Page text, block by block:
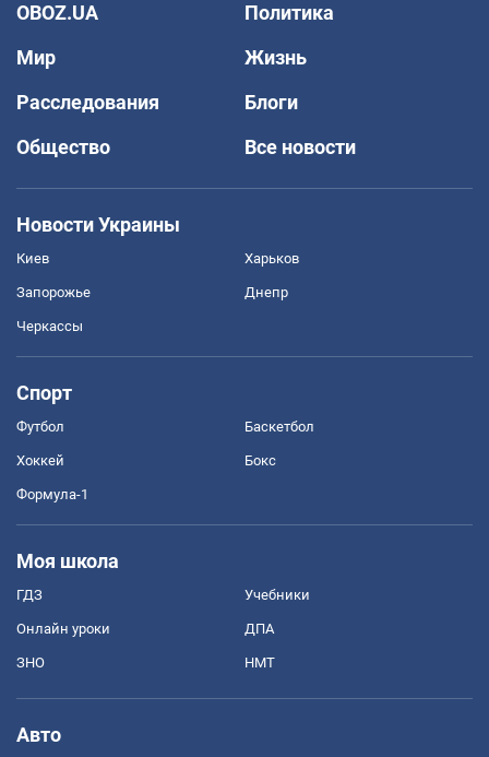
OBOZ.UA
Политика
Мир
Жизнь
Расследования
Блоги
Общество
Все новости
Новости Украины
Киев Харьков
Запорожье Днепр
Черкассы
Спорт
Футбол Баскетбол
Хоккей Бокс
Формула-1
Моя школа
ГДЗ Учебники
Онлайн уроки ДПА
ЗНО НМТ
Авто